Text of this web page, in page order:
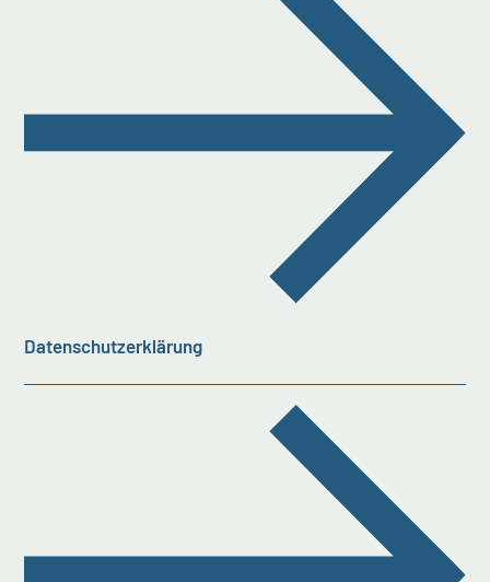
Datenschutzerklärung